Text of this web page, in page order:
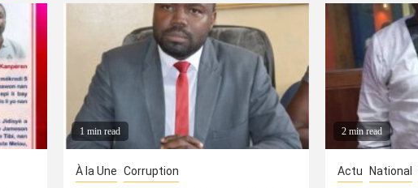
1 min read
À la Une Corruption
2 min read
Actu National